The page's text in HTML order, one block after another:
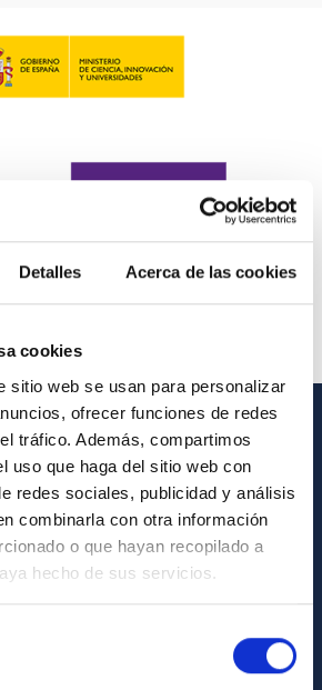
Detalles Acerca de las cookies
cookies
sitio web se usan para personalizar
ofrecer funciones de redes
tráfico. Además, compartimos
uso que haga del sitio web con
redes sociales, publicidad y análisis
combinarla con otra información
o que hayan recopilado a
hecho de sus servicios.